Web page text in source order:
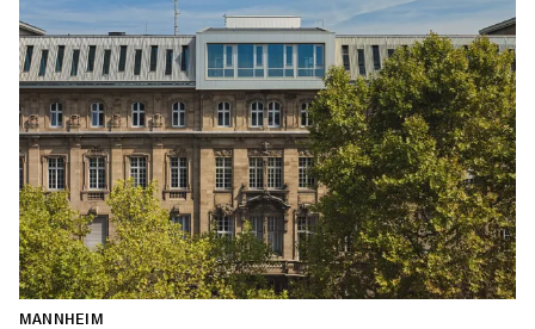
MANNHEIM